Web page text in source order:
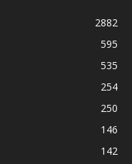
2882
595
535
254
250
146
142